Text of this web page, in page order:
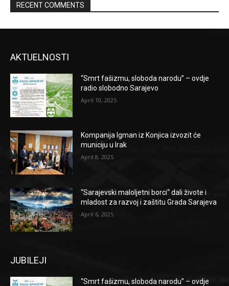
RECENT COMMENTS
AKTUELNOSTI
“Smrt fašizmu, sloboda narodu” – ovdje
radio slobodno Sarajevo
April 10, 2025
Kompanija Igman iz Konjica izvozit će
municiju u Irak
April 8, 2025
“Sarajevski maloljetni borci“ dali živote i
mladost za razvoj i zaštitu Grada Sarajeva
April 6, 2025
JUBILEJI
“Smrt fašizmu, sloboda narodu” – ovdje